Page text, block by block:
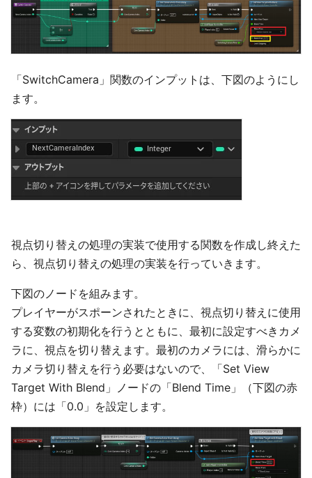
「SwitchCamera」関数のインプットは、下図のようにし
ます。
視点切り替えの処理の実装で使用する関数を作成し終えた
ら、視点切り替えの処理の実装を行っていきます。
下図のノードを組みます。
プレイヤーがスポーンされたときに、視点切り替えに使用
する変数の初期化を行うとともに、最初に設定すべきカメ
ラに、視点を切り替えます。最初のカメラには、滑らかに
カメラ切り替えを行う必要はないので、「Set View
Target With Blend」ノードの「Blend Time」（下図の赤
枠）には「0.0」を設定します。